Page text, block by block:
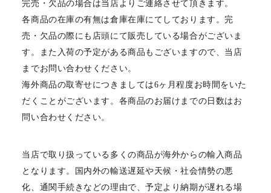
完売・欠品の場合は当店よりご連絡させて頂きます。
各商品の在庫の有無は倉庫在庫にてしております。完
売・欠品の際にも店頭にて販売している場合がございま
す。また入荷の予定がある商品もございますので、当店
までお問い合わせください。
海外商品の取寄せにつきましては6ヶ月程度お時間をいた
だくことがございます。各商品のお届けまでの日数はお
問い合わせください。
当店で取り扱っている多くの商品が海外からの輸入商品
となります。国内外の輸送遅延や天候・社会情勢の悪
化、通関手続きなどの理由で、予定より納期が遅れる場